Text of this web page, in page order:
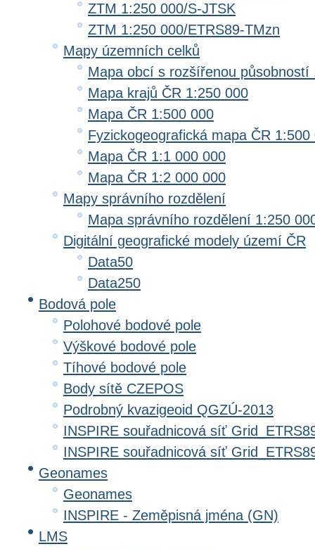
ZTM 1:250 000/S-JTSK
ZTM 1:250 000/ETRS89-TMzn
Mapy územních celků
Mapa obcí s rozšířenou působností
Mapa krajů ČR 1:250 000
Mapa ČR 1:500 000
Fyzickogeografická mapa ČR 1:500
Mapa ČR 1:1 000 000
Mapa ČR 1:2 000 000
Mapy správního rozdělení
Mapa správního rozdělení 1:250
Digitální geografické modely území ČR
Data50
Data250
Bodová pole
Polohové bodové pole
Výškové bodové pole
Tíhové bodové pole
Body sítě CZEPOS
Podrobný kvazigeoid QGZÚ-2013
INSPIRE souřadnicová síť
INSPIRE souřadnicová síť
Geonames
Geonames
INSPIRE - Zeměpisná jména (GN)
LMS